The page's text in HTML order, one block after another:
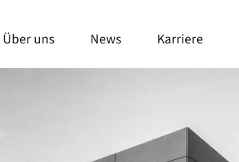
Über uns News Karriere